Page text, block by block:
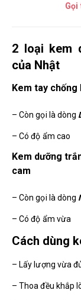
Gọi
2 loại kem
của Nhật
Kem tay chống
– Còn gọi là dòng
– Có độ ẩm cao
Kem dưỡng
cam
– Còn gọi là dòng
– Có độ ẩm vừa
Cách dùng
– Lấy lượng vừa
– Thoa đều khắp